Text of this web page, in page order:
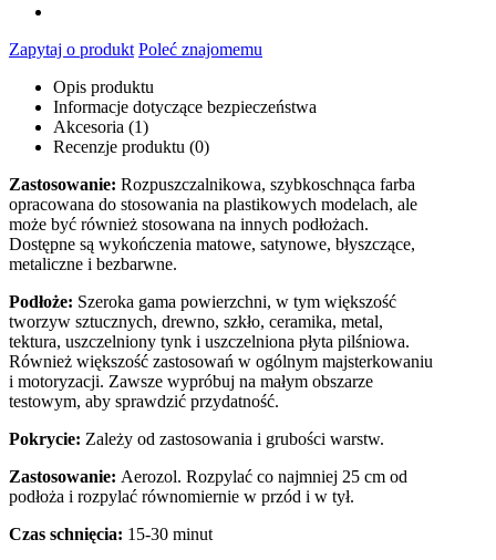
Zapytaj o produkt Poleć znajomemu
Opis produktu
Informacje dotyczące bezpieczeństwa
Akcesoria (1)
Recenzje produktu (0)
Zastosowanie: Rozpuszczalnikowa, szybkoschnąca farba
opracowana do stosowania na plastikowych modelach, ale
może być również stosowana na innych podłożach.
Dostępne są wykończenia matowe, satynowe, błyszczące,
metaliczne i bezbarwne.
Podłoże: Szeroka gama powierzchni, w tym większość
tworzyw sztucznych, drewno, szkło, ceramika, metal,
tektura, uszczelniony tynk i uszczelniona płyta pilśniowa.
Również większość zastosowań w ogólnym majsterkowaniu
i motoryzacji. Zawsze wypróbuj na małym obszarze
testowym, aby sprawdzić przydatność.
Pokrycie: Zależy od zastosowania i grubości warstw.
Zastosowanie: Aerozol. Rozpylać co najmniej 25 cm od
podłoża i rozpylać równomiernie w przód i w tył.
Czas schnięcia: 15-30 minut